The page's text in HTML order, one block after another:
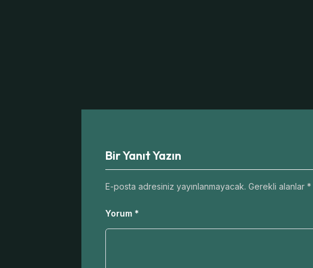
Bir Yanıt Yazın
E-posta adresiniz yayınlanmayacak. Gerekli alanlar *
Yorum *